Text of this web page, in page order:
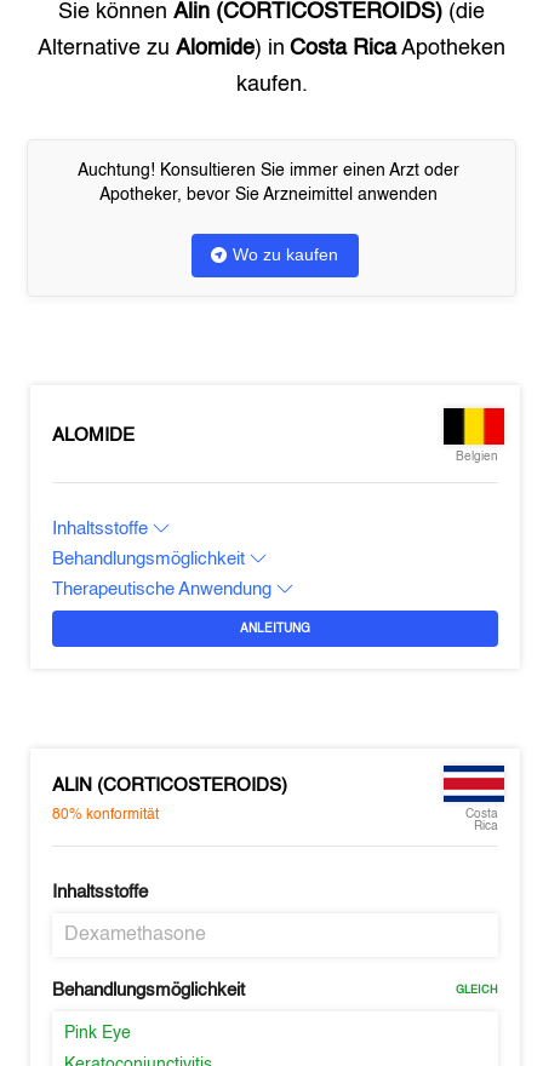
Sie können Alin (CORTICOSTEROIDS) (die
Alternative zu Alomide) in Costa RicaApotheken
kaufen.
Auchtung! Konsultieren Sie immer einen Arzt oder
Apotheker, bevor Sie Arzneimittel anwenden
Wo zu kaufen
ALOMIDE
Belgien
Inhaltsstoffe
Behandlungsmöglichkeit
Therapeutische Anwendung
ANLEITUNG
ALIN (CORTICOSTEROIDS)
80% konformität
Costa
Rica
Inhaltsstoffe
Dexamethasone
Behandlungsmöglichkeit GLEICH
Pink Eye